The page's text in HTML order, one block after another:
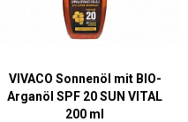
VIVACO Sonnenöl mit BIO-
Arganöl SPF 20 SUN VITAL
200 ml